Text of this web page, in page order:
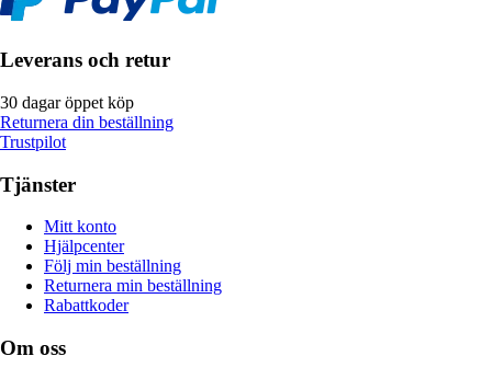
Leverans och retur
30 dagar öppet köp
Returnera din beställning
Trustpilot
Tjänster
Mitt konto
Hjälpcenter
Följ min beställning
Returnera min beställning
Rabattkoder
Om oss